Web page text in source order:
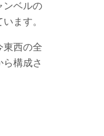
ンベルの
ます。
東西の全
構成さ